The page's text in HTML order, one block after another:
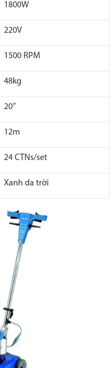
1800W
220V
1500 RPM
48kg
20’’
12m
24 CTNs/set
Xanh da trời